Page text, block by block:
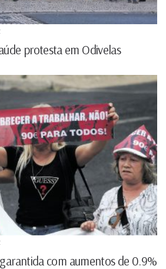
protesta em Odivelas
com aumentos de 0.9%